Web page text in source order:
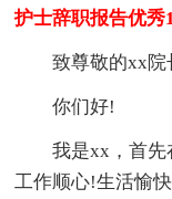
护士辞职报告优秀
致尊敬的xx院
你们好!
我是xx，首先
工作顺心!生活愉